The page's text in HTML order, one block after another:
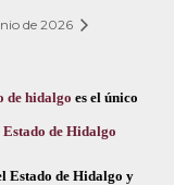
de 2026
de hidalgo es el único
de Hidalgo
Estado de Hidalgo y